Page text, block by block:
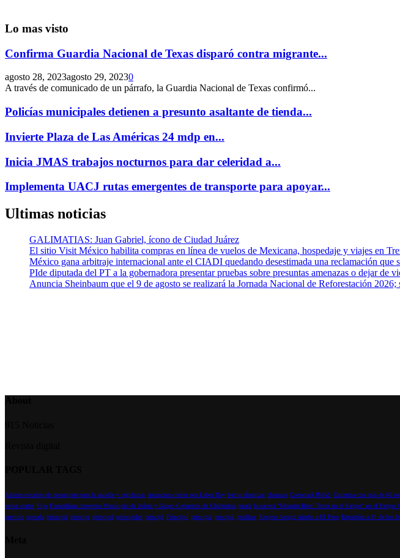
Lo mas visto
Confirma Guardia Nacional de Texas disparó contra migrante...
agosto 28, 2023agosto 29, 20230
A través de comunicado de un párrafo, la Guardia Nacional de Texas confirmó...
Policías municipales detienen a presunto asaltante de tienda...
Invierte Plaza de Las Américas 24 mdp en...
Inicia JMAS trabajos nocturnos para dar celeridad a...
Implementa UACJ rutas emergentes de transporte para apoyar...
Ultimas noticias
GALIMATIAS: Juan Gabriel, ícono de Ciudad Juárez
El sitio Visit México habilita compras en línea de vuelos de Mexicana, hospedaje y viajes en
México gana arbitraje internacional ante el CIADI quedando desestimada una reclamación que
PIde diputada del PT a la gobernadora presentar pruebas sobre presuntas amenazas o dejar de
Anuncia Sheinbaum que el 9 de agosto se realizará la Jornada Nacional de Reforestación
Alistan elección de desempate para la alcalde y regidurias Anuncian cierres por Labor Day barrio chamizal clausura Conectará JMAS Culmina con más de 60
evitar cortes Fijo Formalizan convenio Municipio de Juárez y Grupo Cementos de Chihuahua heath la carrera "Monster Run: Terror en el Parque" en el Parque
servicio portada pricnipal principa principal principales principl Principsl prinicpal prncipal publicar Regresa Amigo Airsho a El Paso Repatrían a 31 de los